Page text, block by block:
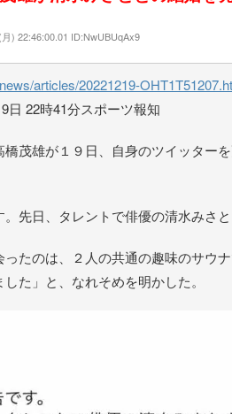
) 22:46:00.01 ID:NwUBUqAx9
articles/20221219-
日 22時41分スポーツ報知
橋茂雄が１９日、自身のツイッター
。先日、タレントで俳優の清水みさ
ったのは、２人の共通の趣味のサウ
た」と、なれそめを明かした。